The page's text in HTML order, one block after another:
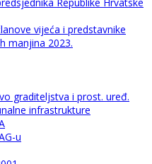
vijeća i predstavnike
manjina 2023.
graditeljstva i prost. uređ.
infrastrukture
u